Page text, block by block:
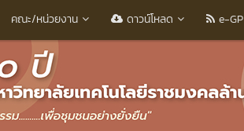
คณะ/หน่วยงาน ดาวน์โหลด e-GP